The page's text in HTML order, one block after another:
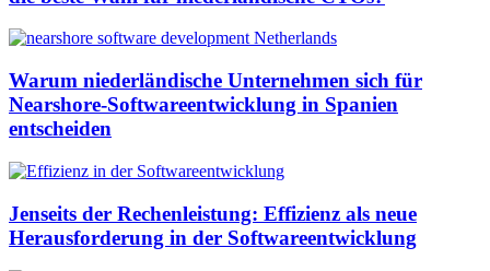
Warum niederländische Unternehmen sich für
Nearshore-Softwareentwicklung in Spanien
entscheiden
Jenseits der Rechenleistung: Effizienz als neue
Herausforderung in der Softwareentwicklung